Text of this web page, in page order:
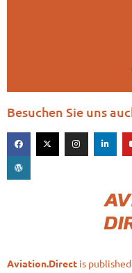
Besuchen Sie uns
Aviation.Direct is